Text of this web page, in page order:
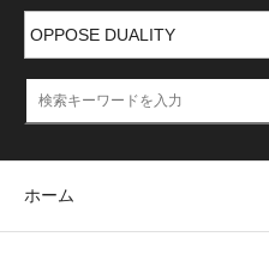
ホーム